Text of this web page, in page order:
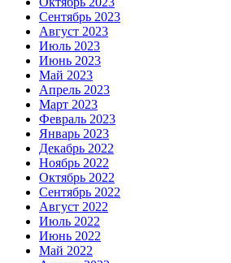
Сентябрь 2023
Август 2023
Июль 2023
Июнь 2023
Май 2023
Апрель 2023
Март 2023
Февраль 2023
Январь 2023
Декабрь 2022
Ноябрь 2022
Октябрь 2022
Сентябрь 2022
Август 2022
Июль 2022
Июнь 2022
Май 2022